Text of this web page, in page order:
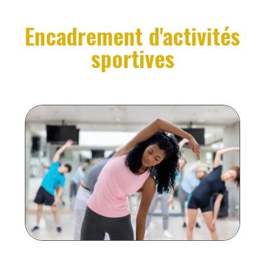
Encadrement d'activités
sportives